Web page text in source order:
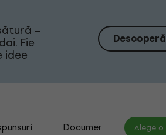
–
Fie
idee
Descoperă
Documente Alege